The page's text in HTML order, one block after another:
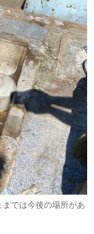
では今後の場所があ